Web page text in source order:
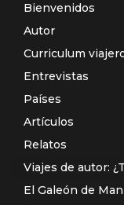
Bienvenidos
Autor
Curriculum
Entrevistas
Países
Artículos
Relatos
Viajes de autor:
El Galeón de